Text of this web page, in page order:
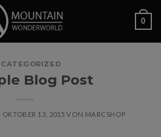
0
Blog Post
OKTOBER 13, 2015 VON MARCSHOP